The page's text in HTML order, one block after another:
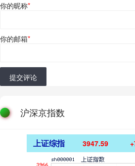
你的昵称*
你的邮箱*
提交评论
沪深京指数
上证综指 3947.59